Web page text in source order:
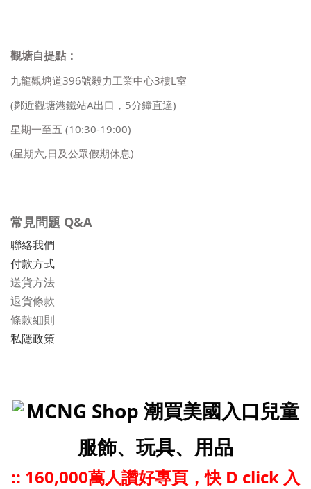
觀塘自提點：
九龍觀塘道396號毅力工業中心3樓L室
(鄰近觀塘港鐵站A出口，5分鐘直達)
星期一至五 (10:30-19:00)
(星期六,日及公眾假期休息)
常見問題 Q&A
聯絡我們
付款方式
送貨方法
退貨條款
條款細則
私隱政策
MCNG Shop 潮買美國入口兒童
服飾、玩具、用品
:: 160,000萬人讚好專頁，快 D click 入